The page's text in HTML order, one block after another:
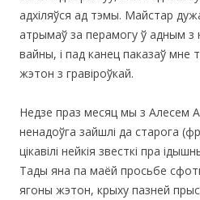
адхіляўся ад тэмы. Майстар
атрымаў за перамогу ў адным з
вайны, і пад канец паказаў мне
жэтон з гравіроўкай.
Недзе праз месяц мы з Алесем
ненадоўга зайшлі да старога
цікавілі нейкія звесткі пра
Тады яна па маёй просьбе
ягоны жэтон, крыху пазней